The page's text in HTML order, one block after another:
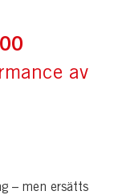
av
– men ersätts